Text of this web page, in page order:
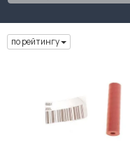
по рейтингу